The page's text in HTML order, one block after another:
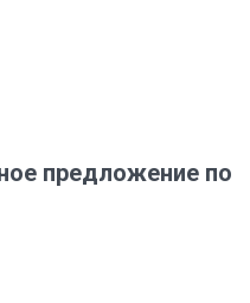
предложение по